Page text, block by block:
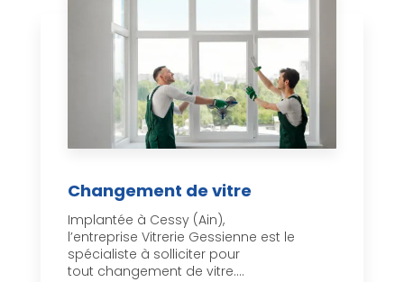
Changement de vitre
Implantée à Cessy (Ain),
l’entreprise Vitrerie Gessienne est le
spécialiste à solliciter pour
tout changement de vitre....